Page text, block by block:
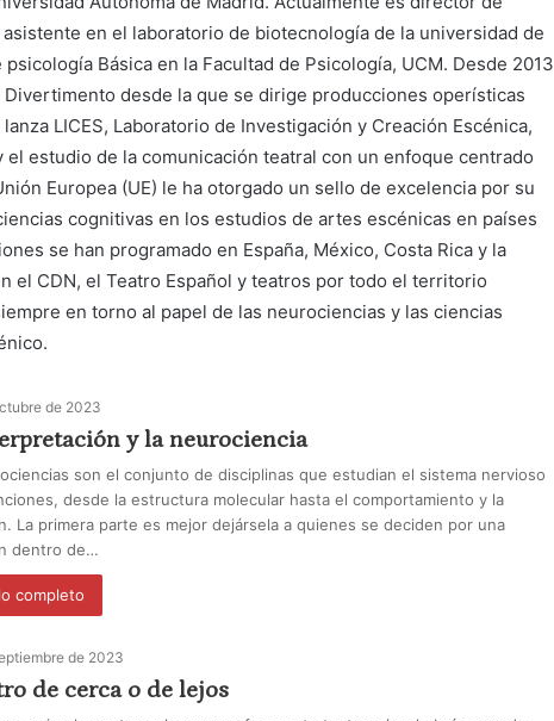
en el laboratorio de biotecnología de la universidad de
Básica en la Facultad de Psicología, UCM. Desde 2013
desde la que se dirige producciones operísticas
LICES, Laboratorio de Investigación y Creación Escénica,
estudio de la comunicación teatral con un enfoque centrado
Europea (UE) le ha otorgado un sello de excelencia por su
cognitivas en los estudios de artes escénicas en países
se han programado en España, México, Costa Rica y la
el CDN, el Teatro Español y teatros por todo el territorio
en torno al papel de las neurociencias y las ciencias
de 2023
y la neurociencia
son el conjunto de disciplinas que estudian el sistema nervioso
desde la estructura molecular hasta el comportamiento y la
La primera parte es mejor dejársela a quienes se deciden por una
dentro de…
completo
de 2023
de cerca o de lejos